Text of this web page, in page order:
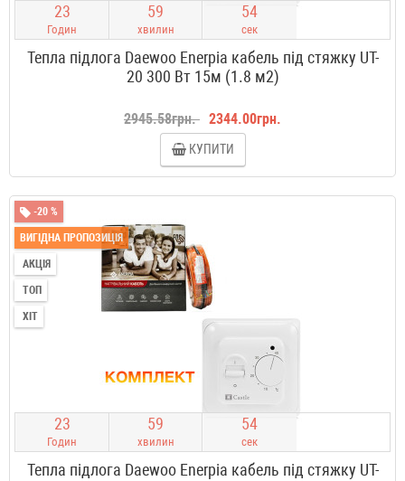
23
Годин
59
хвилин
53
сек
Тепла підлога Daewoo Enerpia кабель під стяжку UT-
20 300 Вт 15м (1.8 м2)
2945.58грн. 2344.00грн.
КУПИТИ
-20 %
ВИГІДНА ПРОПОЗИЦІЯ
АКЦІЯ
ТОП
ХІТ
23
Годин
59
хвилин
53
сек
Тепла підлога Daewoo Enerpia кабель під стяжку UT-